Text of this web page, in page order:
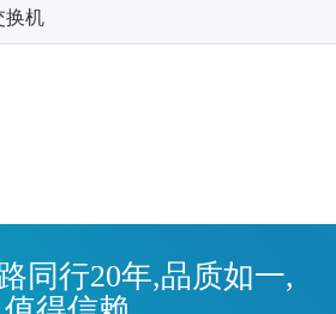
换机
同行20年,品质如一,